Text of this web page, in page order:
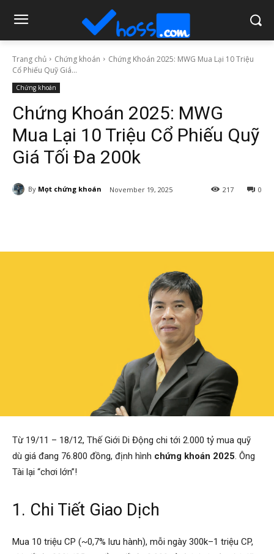
Trang chủ Chứng khoán
Chứng Khoán 2025: MWG Mua Lại 10 Triệu
Cổ Phiếu Quỹ Giá...
Chứng khoán
Chứng Khoán 2025: MWG
Mua Lại 10 Triệu Cổ Phiếu Quỹ
Giá Tối Đa 200k
By Mọt chứng khoán November 19, 2025 0
217
Từ 19/11 – 18/12, Thế Giới Di Động chi tới 2.000 tỷ mua quỹ
dù giá đang 76.800 đồng, định hình chứng khoán 2025. Ông
Tài lại “chơi lớn”!
1. Chi Tiết Giao Dịch
Mua 10 triệu CP (~0,7% lưu hành), mỗi ngày 300k–1 triệu CP,